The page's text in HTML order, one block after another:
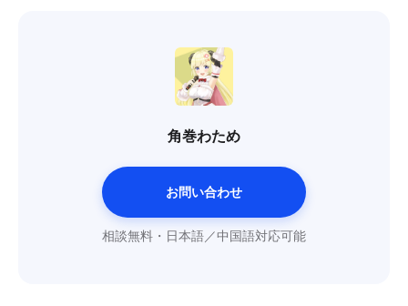
角巻わため
お問い合わせ
相談無料・日本語／中国語対応可能